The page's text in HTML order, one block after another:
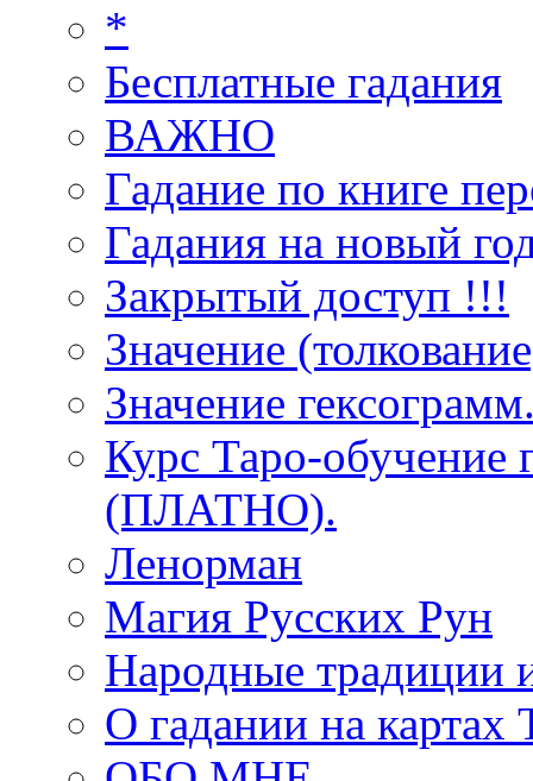
*
Бесплатные гадания
ВАЖНО
Гадание по книге
Гадания на новый
Закрытый доступ !!!
Значение
Значение
Курс Таро-обучение
(ПЛАТНО).
Ленорман
Магия Русских Рун
Народные традиции
О гадании на картах